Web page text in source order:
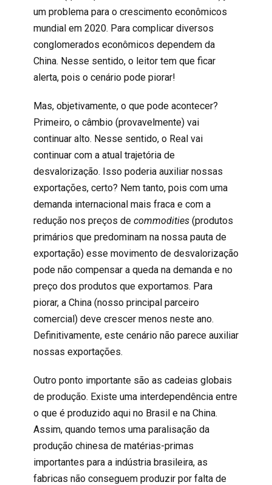
um problema para o crescimento econômicos
mundial em 2020. Para complicar diversos
conglomerados econômicos dependem da
China. Nesse sentido, o leitor tem que ficar
alerta, pois o cenário pode piorar!
Mas, objetivamente, o que pode acontecer?
Primeiro, o câmbio (provavelmente) vai
continuar alto. Nesse sentido, o Real vai
continuar com a atual trajetória de
desvalorização. Isso poderia auxiliar nossas
exportações, certo? Nem tanto, pois com uma
demanda internacional mais fraca e com a
redução nos preços de commodities (produtos
primários que predominam na nossa pauta de
exportação) esse movimento de desvalorização
pode não compensar a queda na demanda e no
preço dos produtos que exportamos. Para
piorar, a China (nosso principal parceiro
comercial) deve crescer menos neste ano.
Definitivamente, este cenário não parece auxiliar
nossas exportações.
Outro ponto importante são as cadeias globais
de produção. Existe uma interdependência entre
o que é produzido aqui no Brasil e na China.
Assim, quando temos uma paralisação da
produção chinesa de matérias-primas
importantes para a indústria brasileira, as
fabricas não conseguem produzir por falta de